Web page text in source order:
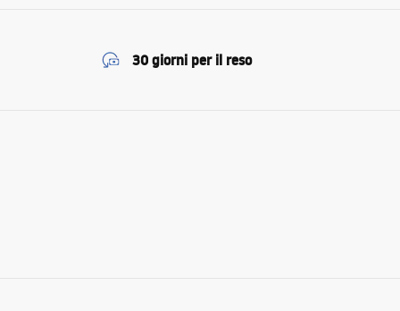
30 giorni per il reso